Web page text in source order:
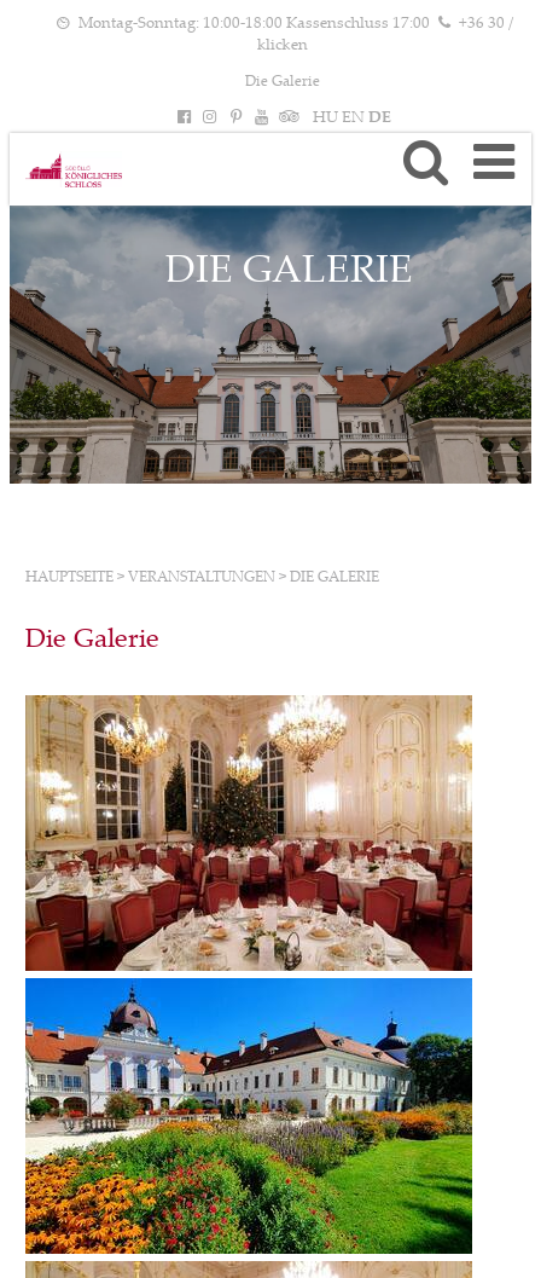
Montag-Sonntag: 10:00-18:00 Kassenschluss 17:00
+36 30 /
klicken
Die Galerie
HU EN DE
DIE GALERIE
HAUPTSEITE > VERANSTALTUNGEN > DIE GALERIE
Die Galerie